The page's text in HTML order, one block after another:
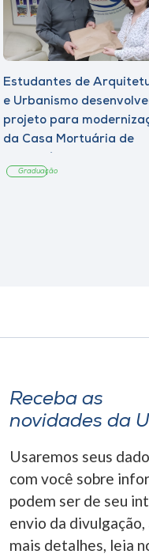
Estudantes de
e Urbanismo
projeto para
da Casa Mortuária de
Graduação
Receba as
novidades da
Usaremos seus
com você sobre
podem ser de seu
envio da
mais detalhes, leia